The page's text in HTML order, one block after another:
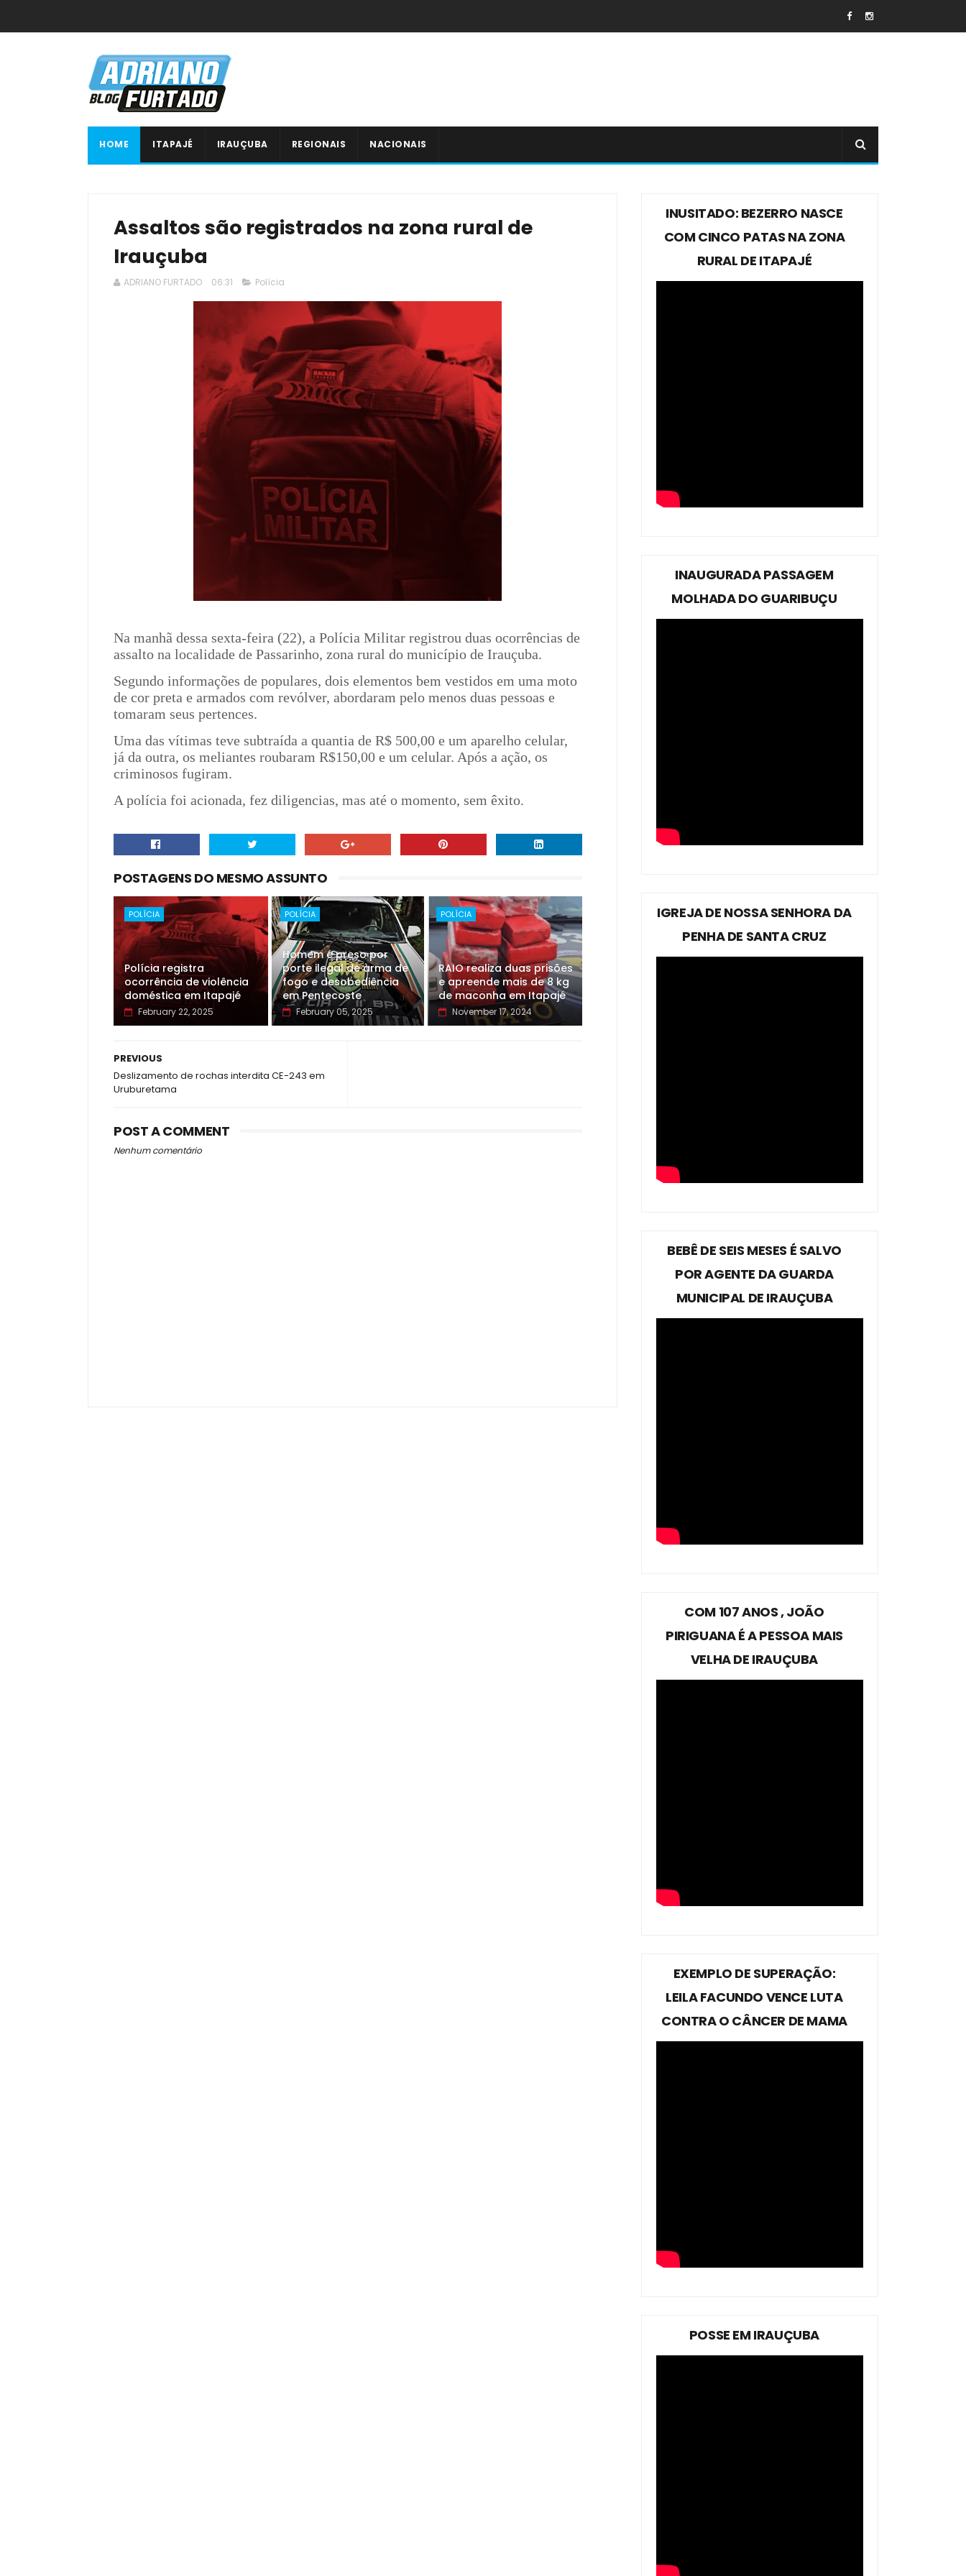
HOME ITAPAJÉ IRAUÇUBA REGIONAIS NACIONAIS
Assaltos são registrados na zona rural de
Irauçuba
ADRIANO FURTADO 06:31 Polícia
Na manhã dessa sexta-feira (22), a Polícia Militar registrou duas ocorrências de
assalto na localidade de Passarinho, zona rural do município de Irauçuba.
Segundo informações de populares, dois elementos bem vestidos em uma moto
de cor preta e armados com revólver, abordaram pelo menos duas pessoas e
tomaram seus pertences.
Uma das vítimas teve subtraída a quantia de R$ 500,00 e um aparelho celular,
já da outra, os meliantes roubaram R$150,00 e um celular. Após a ação, os
criminosos fugiram.
A polícia foi acionada, fez diligencias, mas até o momento, sem êxito.
POSTAGENS DO MESMO ASSUNTO
POLÍCIA
Polícia registra
ocorrência de violência
doméstica em Itapajé
February 22, 2025
POLÍCIA
Homem é preso por
porte ilegal de arma de
fogo e desobediência
em Pentecoste
February 05, 2025
POLÍCIA
RAIO realiza duas prisões
e apreende mais de 8 kg
de maconha em Itapajé
November 17, 2024
PREVIOUS
Deslizamento de rochas interdita CE-243 em
Uruburetama
POST A COMMENT
Nenhum comentário
INUSITADO: BEZERRO NASCE
COM CINCO PATAS NA ZONA
RURAL DE ITAPAJÉ
INAUGURADA PASSAGEM
MOLHADA DO GUARIBUÇU
IGREJA DE NOSSA SENHORA DA
PENHA DE SANTA CRUZ
BEBÊ DE SEIS MESES É SALVO
POR AGENTE DA GUARDA
MUNICIPAL DE IRAUÇUBA
COM 107 ANOS , JOÃO
PIRIGUANA É A PESSOA MAIS
VELHA DE IRAUÇUBA
EXEMPLO DE SUPERAÇÃO:
LEILA FACUNDO VENCE LUTA
CONTRA O CÂNCER DE MAMA
POSSE EM IRAUÇUBA